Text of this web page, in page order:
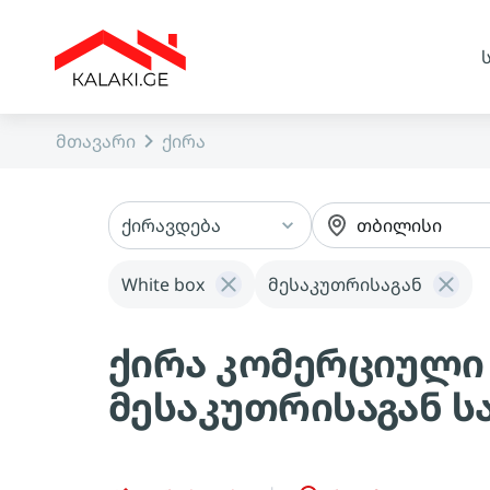
მთავარი ქირა
ქირავდება თბილისი
White box მესაკუთრისაგან
ქირა
მესაკუთრისაგან